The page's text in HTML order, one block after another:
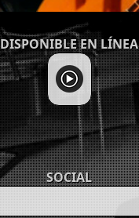
DISPONIBLE EN LÍNEA
SOCIAL